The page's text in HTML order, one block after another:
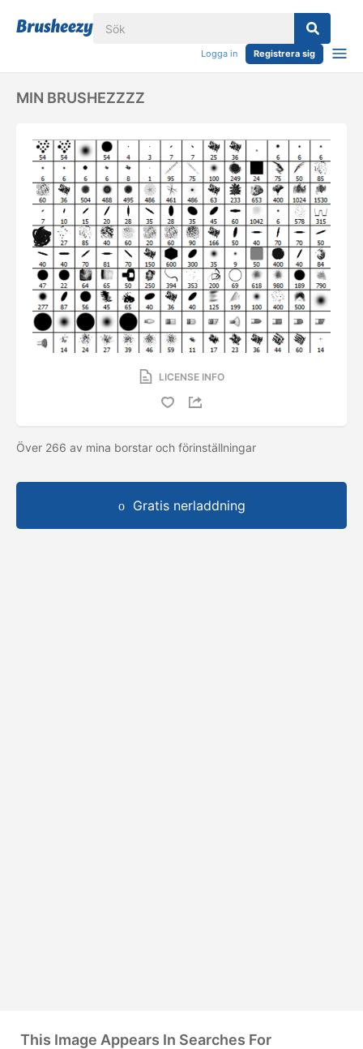
Logga in Registrera sig
MIN BRUSHEZZZZ
LICENSE INFO
Över 266 av mina borstar och förinställningar
Gratis nerladdning
This Image Appears In Searches For